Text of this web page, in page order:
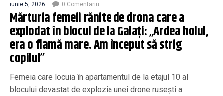
iunie 5, 2026 0 Comentariu
Mărturia femeii rănite de drona care a
explodat în blocul de la Galați: „Ardea holul,
era o flamă mare. Am început să strig
copilul”
Femeia care locuia în apartamentul de la etajul 10 al
blocului devastat de explozia unei drone rusești a